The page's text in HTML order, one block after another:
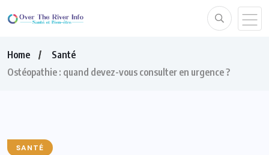
Home
Santé
Ostéopathie : quand devez-vous consulter en urgence ?
SANTÉ